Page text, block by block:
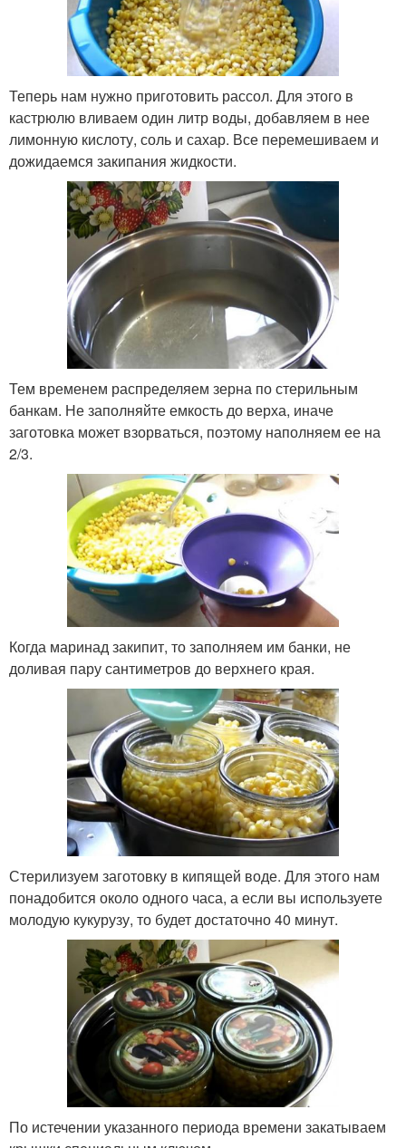
Теперь нам нужно приготовить рассол. Для этого в
кастрюлю вливаем один литр воды, добавляем в нее
лимонную кислоту, соль и сахар. Все перемешиваем и
дожидаемся закипания жидкости.
Тем временем распределяем зерна по стерильным
банкам. Не заполняйте емкость до верха, иначе
заготовка может взорваться, поэтому наполняем ее на
2/3.
Когда маринад закипит, то заполняем им банки, не
доливая пару сантиметров до верхнего края.
Стерилизуем заготовку в кипящей воде. Для этого нам
понадобится около одного часа, а если вы используете
молодую кукурузу, то будет достаточно 40 минут.
По истечении указанного периода времени закатываем